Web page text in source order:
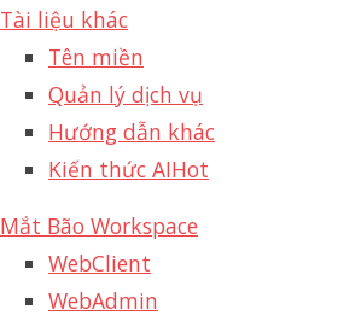
Tài liệu khác
Tên miền
Quản lý dịch vụ
Hướng dẫn khác
Kiến thức AIHot
Mắt Bão Workspace
WebClient
WebAdmin